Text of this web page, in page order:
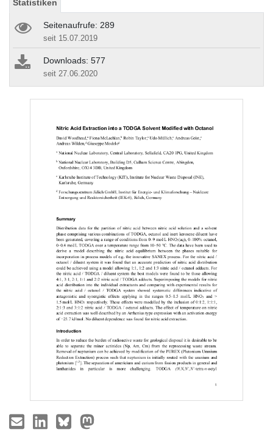
Statistiken
Seitenaufrufe: 289
seit 15.07.2019
Downloads: 577
seit 27.06.2020